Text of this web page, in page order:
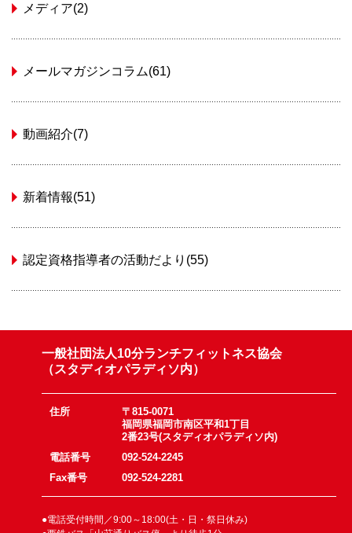
メディア(2)
メールマガジンコラム(61)
動画紹介(7)
新着情報(51)
認定資格指導者の活動だより(55)
一般社団法人10分ランチフィットネス協会
（スタディオパラディソ内）
住所
〒815-0071
福岡県福岡市南区平和1丁目
2番23号(スタディオパラディソ内)
電話番号
092-524-2245
Fax番号
092-524-2281
●電話受付時間／9:00～18:00(土・日・祭日休み)